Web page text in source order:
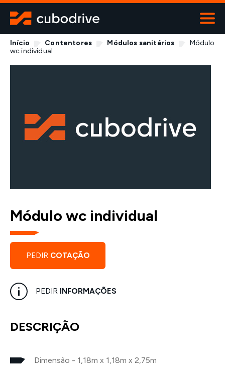
ALUGUER
800 919 670
Início Contentores Módulos sanitários
Módulo
wc individual
Módulo wc individual
PEDIRCOTAÇÃO
PEDIR INFORMAÇÕES
DESCRIÇÃO
Dimensão - 1,18m x 1,18m x 2,75m